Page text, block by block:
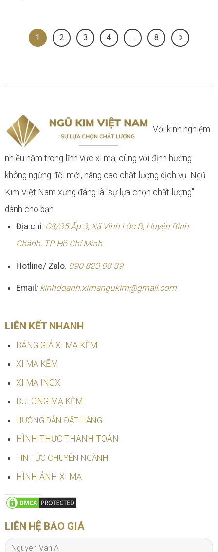
1 2 3 4 … 8
Với kinh nghiệm
nhiều năm trong lĩnh vực xi mạ, cùng với định hướng
không ngừng đổi mới, nâng cao chất lượng dịch vụ. Ngũ
Kim Việt Nam xứng đáng là "sự lựa chọn chất lượng"
dành cho bạn.
Địa chỉ: C8/35 Ấp 3, Xã Vĩnh Lộc B, Huyện Bình
Chánh, TP Hồ Chí Minh
Hotline/ Zalo: 090 823 08 39
Email : kinhdoanh.ximangukim@gmail.com
LIÊN KẾT NHANH
BẢNG GIÁ XI MẠ KẼM
XI MẠ KẼM
XI MẠ INOX
BULONG MẠ KẼM
HƯỚNG DẪN ĐẶT HÀNG
HÌNH THỨC THANH TOÁN
TIN TỨC CHUYÊN NGÀNH
HÌNH ẢNH XI MẠ
LIÊN HỆ BÁO GIÁ